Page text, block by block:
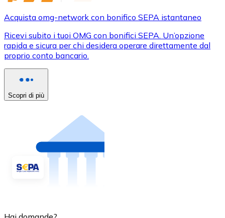
Acquista omg-network con bonifico SEPA istantaneo
Ricevi subito i tuoi OMG con bonifici SEPA. Un’opzione
rapida e sicura per chi desidera operare direttamente dal
proprio conto bancario.
Scopri di più